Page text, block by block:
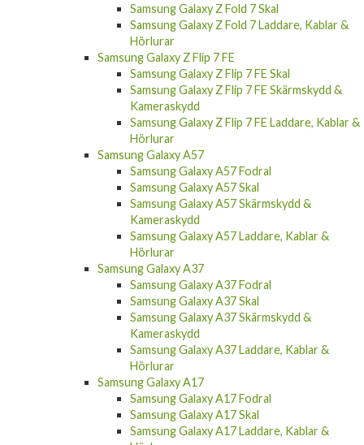
Samsung Galaxy Z Fold 7 Skal
Samsung Galaxy Z Fold 7 Laddare, Kablar &
Hörlurar
Samsung Galaxy Z Flip 7 FE
Samsung Galaxy Z Flip 7 FE Skal
Samsung Galaxy Z Flip 7 FE Skärmskydd &
Kameraskydd
Samsung Galaxy Z Flip 7 FE Laddare, Kablar &
Hörlurar
Samsung Galaxy A57
Samsung Galaxy A57 Fodral
Samsung Galaxy A57 Skal
Samsung Galaxy A57 Skärmskydd &
Kameraskydd
Samsung Galaxy A57 Laddare, Kablar &
Hörlurar
Samsung Galaxy A37
Samsung Galaxy A37 Fodral
Samsung Galaxy A37 Skal
Samsung Galaxy A37 Skärmskydd &
Kameraskydd
Samsung Galaxy A37 Laddare, Kablar &
Hörlurar
Samsung Galaxy A17
Samsung Galaxy A17 Fodral
Samsung Galaxy A17 Skal
Samsung Galaxy A17 Laddare, Kablar &